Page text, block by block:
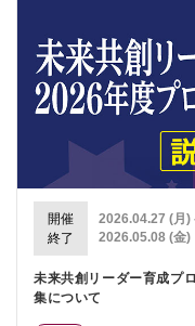
開催
終了
2026.04.27 (月)
2026.05.08 (金)
未来共創リーダー育成プ
集について